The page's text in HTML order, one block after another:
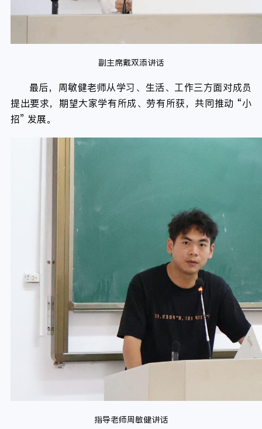
副主席戴双添讲话
最后，周敏健老师从学习、生活、工作三方面对成员
提出要求，期望大家学有所成、劳有所获，共同推动 “小
招” 发展。
指导老师周敏健讲话